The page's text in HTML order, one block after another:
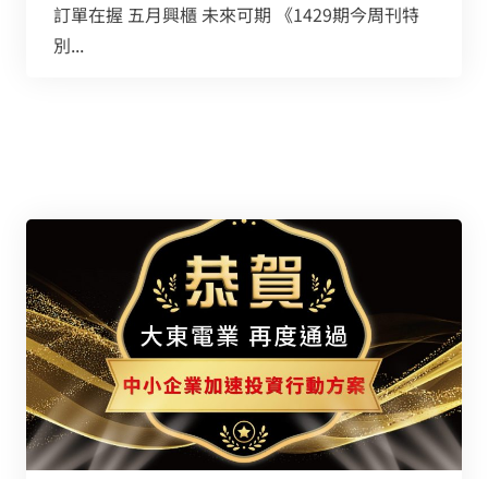
訂單在握 五月興櫃 未來可期 《1429期今周刊特
別...